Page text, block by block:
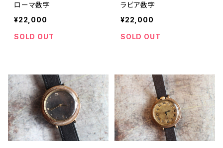
ローマ数字
¥22,000
SOLD OUT
ラビア数字
¥22,000
SOLD OUT